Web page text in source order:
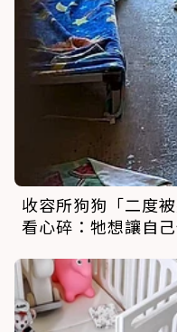
收容所狗狗「二度
看心碎：牠想讓自